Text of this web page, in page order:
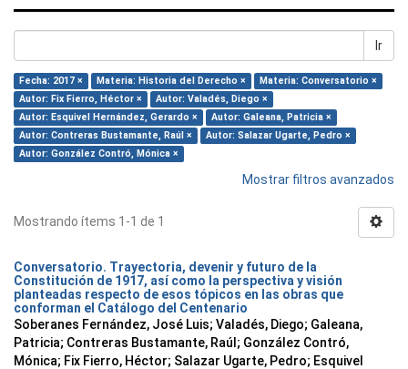
Ir
Fecha: 2017 × Materia: Historia del Derecho ×
Materia: Conversatorio ×
Autor: Fix Fierro, Héctor ×
Autor: Valadés, Diego ×
Autor: Esquivel Hernández, Gerardo ×
Autor: Galeana, Patricia ×
Autor: Contreras Bustamante, Raúl ×
Autor: Salazar Ugarte, Pedro ×
Autor: González Contró, Mónica ×
Mostrar filtros avanzados
Mostrando ítems 1-1 de 1
Conversatorio. Trayectoria, devenir y futuro de la
Constitución de 1917, así como la perspectiva y visión
planteadas respecto de esos tópicos en las obras que
conforman el Catálogo del Centenario
Soberanes Fernández, José Luis; Valadés, Diego; Galeana,
Patricia; Contreras Bustamante, Raúl ; González Contró,
Mónica; Fix Fierro, Héctor; Salazar Ugarte, Pedro; Esquivel